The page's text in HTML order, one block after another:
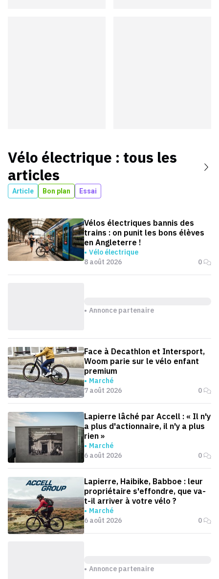
Vélo électrique : tous les
articles
Article Bon plan Essai
Vélos électriques bannis des
trains : on punit les bons élèves
en Angleterre !
Vélo électrique
8 août 2026
0
Annonce partenaire
Face à Decathlon et Intersport,
Woom parie sur le vélo enfant
premium
Marché
7 août 2026
0
Lapierre lâché par Accell : « Il n'y
a plus d'actionnaire, il n'y a plus
rien »
Marché
6 août 2026
0
Lapierre, Haibike, Babboe : leur
propriétaire s'effondre, que va-
t-il arriver à votre vélo ?
Marché
6 août 2026
0
Annonce partenaire